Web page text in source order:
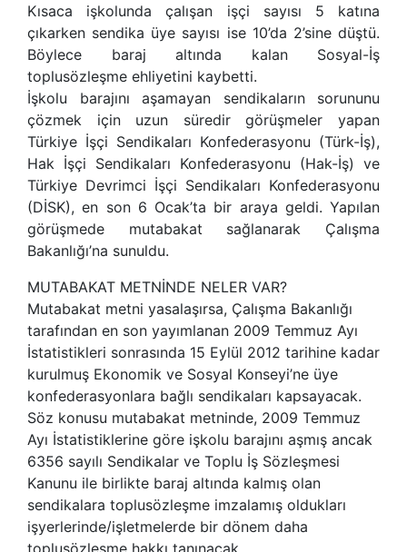
Kısaca işkolunda çalışan işçi sayısı 5 katına
çıkarken sendika üye sayısı ise 10’da 2’sine düştü.
Böylece baraj altında kalan Sosyal-İş
toplusözleşme ehliyetini kaybetti.
İşkolu barajını aşamayan sendikaların sorununu
çözmek için uzun süredir görüşmeler yapan
Türkiye İşçi Sendikaları Konfederasyonu (Türk-İş),
Hak İşçi Sendikaları Konfederasyonu (Hak-İş) ve
Türkiye Devrimci İşçi Sendikaları Konfederasyonu
(DİSK), en son 6 Ocak’ta bir araya geldi. Yapılan
görüşmede mutabakat sağlanarak Çalışma
Bakanlığı’na sunuldu.
MUTABAKAT METNİNDE NELER VAR?
Mutabakat metni yasalaşırsa, Çalışma Bakanlığı
tarafından en son yayımlanan 2009 Temmuz Ayı
İstatistikleri sonrasında 15 Eylül 2012 tarihine kadar
kurulmuş Ekonomik ve Sosyal Konseyi’ne üye
konfederasyonlara bağlı sendikaları kapsayacak.
Söz konusu mutabakat metninde, 2009 Temmuz
Ayı İstatistiklerine göre işkolu barajını aşmış ancak
6356 sayılı Sendikalar ve Toplu İş Sözleşmesi
Kanunu ile birlikte baraj altında kalmış olan
sendikalara toplusözleşme imzalamış oldukları
işyerlerinde/işletmelerde bir dönem daha
toplusözleşme hakkı tanınacak.